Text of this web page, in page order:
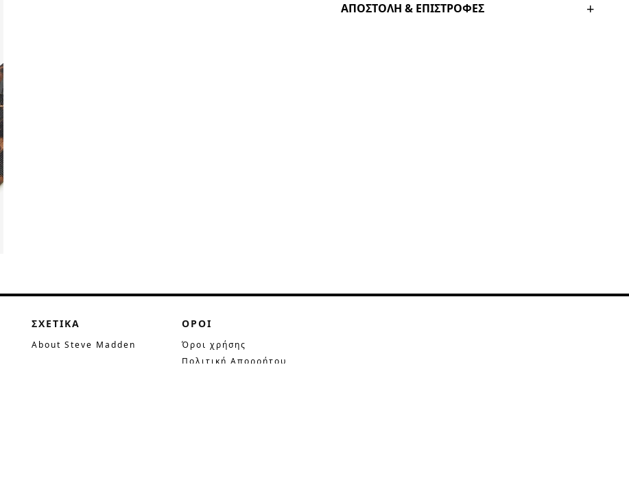
ΑΠΟΣΤΟΛΉ & ΕΠΙΣΤΡΟΦΈΣ
ΣΧΕΤΙΚΑ
About Steve Madden
ΟΡΟΙ
Όροι χρήσης
Πολιτική Απορρήτου